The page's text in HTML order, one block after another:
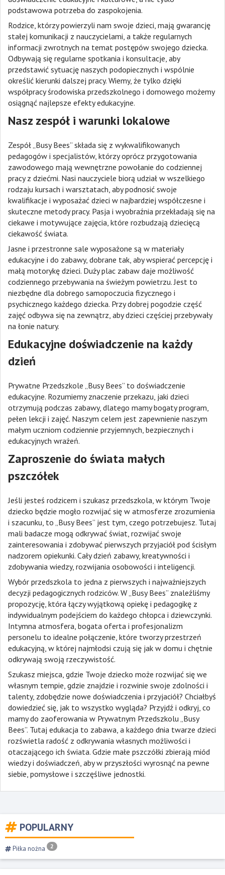
POPULARNY
Piłka nożna 2
podstawowa potrzeba do zaspokojenia.
Rodzice, którzy powierzyli nam swoje dzieci, mają gwarancję
stałej komunikacji z nauczycielami, a także regularnych
informacji zwrotnych na temat postępów swojego dziecka.
Odbywają się regularne spotkania i konsultacje, aby
przedstawić sytuację naszych podopiecznych i wspólnie
określić kierunki dalszej pracy. Wiemy, że tylko dzięki
współpracy środowiska przedszkolnego i domowego możemy
osiągnąć najlepsze efekty edukacyjne.
Nasz zespół i warunki lokalowe
Zespół „Busy Bees” składa się z wykwalifikowanych
pedagogów i specjalistów, którzy oprócz przygotowania
zawodowego mają wewnętrzne powołanie do codziennej
pracy z dziećmi. Nasi nauczyciele biorą udział w wszelkiego
rodzaju kursach i warsztatach, aby podnosić swoje
kwalifikacje i wyposażać dzieci w najbardziej współczesne i
skuteczne metody pracy. Pasja i wyobraźnia przekładają się na
ciekawe i motywujące zajęcia, które rozbudzają dziecięcą
ciekawość świata.
Jasne i przestronne sale wyposażone są w materiały
edukacyjne i do zabawy, dobrane tak, aby wspierać percepcję i
małą motorykę dzieci. Duży plac zabaw daje możliwość
codziennego przebywania na świeżym powietrzu. Jest to
niezbędne dla dobrego samopoczucia fizycznego i
psychicznego każdego dziecka. Przy dobrej pogodzie część
zajęć odbywa się na zewnątrz, aby dzieci częściej przebywały
na łonie natury.
Edukacyjne doświadczenie na każdy
dzień
Prywatne Przedszkole „Busy Bees” to doświadczenie
edukacyjne. Rozumiemy znaczenie przekazu, jaki dzieci
otrzymują podczas zabawy, dlatego mamy bogaty program,
pełen lekcji i zajęć. Naszym celem jest zapewnienie naszym
małym uczniom codziennie przyjemnych, bezpiecznych i
edukacyjnych wrażeń.
Zaproszenie do świata małych
pszczółek
Jeśli jesteś rodzicem i szukasz przedszkola, w którym Twoje
dziecko będzie mogło rozwijać się w atmosferze zrozumienia
i szacunku, to „Busy Bees” jest tym, czego potrzebujesz. Tutaj
mali badacze mogą odkrywać świat, rozwijać swoje
zainteresowania i zdobywać pierwszych przyjaciół pod ścisłym
nadzorem opiekunki. Cały dzień zabawy, kreatywności i
zdobywania wiedzy, rozwijania osobowości i inteligencji.
Wybór przedszkola to jedna z pierwszych i najważniejszych
decyzji pedagogicznych rodziców. W „Busy Bees” znaleźliśmy
propozycję, która łączy wyjątkową opiekę i pedagogikę z
indywidualnym podejściem do każdego chłopca i dziewczynki.
Intymna atmosfera, bogata oferta i profesjonalizm
personelu to idealne połączenie, które tworzy przestrzeń
edukacyjną, w której najmłodsi czują się jak w domu i chętnie
odkrywają swoją rzeczywistość.
Szukasz miejsca, gdzie Twoje dziecko może rozwijać się we
własnym tempie, gdzie znajdzie i rozwinie swoje zdolności i
talenty, zdobędzie nowe doświadczenia i przyjaciół? Chciałbyś
dowiedzieć się, jak to wszystko wygląda? Przyjdź i odkryj, co
mamy do zaoferowania w Prywatnym Przedszkolu „Busy
Bees”. Tutaj edukacja to zabawa, a każdego dnia twarze dzieci
rozświetla radość z odkrywania własnych możliwości i
otaczającego ich świata. Gdzie małe pszczółki zbierają miód
wiedzy i doświadczeń, aby w przyszłości wyrosnąć na pewne
siebie, pomysłowe i szczęśliwe jednostki.